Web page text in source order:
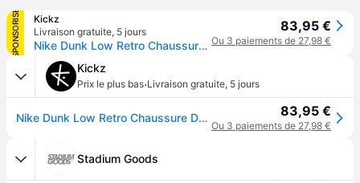
SPONSORISÉ
Kickz
Livraison gratuite, 5 jours
Nike Dunk Low Retro Chaussure De Sport Blanc C107 - White - Hommes
83,95 €
Ou 3 paiements de 27,98 €
Kickz
Prix le plus bas·Livraison gratuite, 5 jours
Nike Dunk Low Retro Chaussure De Sport Blanc C107 - White - Hommes 83,95 €
Ou 3 paiements de 27,98 €
Stadium Goods